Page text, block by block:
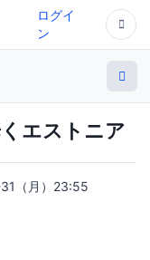
ログイ
ン
エストニア
（月）23:55